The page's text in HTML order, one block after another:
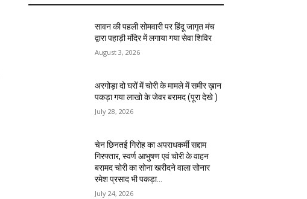
सावन की पहली सोमवारी पर हिंदू जागृत मंच
द्वारा पहाड़ी मंदिर में लगाया गया सेवा शिविर
August 3, 2026
अरगोड़ा दो घरों में चोरी के मामले में समीर ख़ान
पकड़ा गया लाखो के जेवर बरामद (पूरा देखे )
July 28, 2026
चेन छिनतई गिरोह का अपराधकर्मी सद्दाम
गिरफ्तार, स्वर्ण आभुषण एवं चोरी के वाहन
बरामद चोरी का सोना खरीदने वाला सोनार
रमेश प्रसाद भी पकड़ा...
July 24, 2026